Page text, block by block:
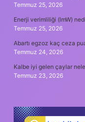
Temmuz 25, 2026
Enerji verimliliği (lmW)
Temmuz 25, 2026
Abartı egzoz kaç ceza
Temmuz 24, 2026
Kalbe iyi gelen çaylar
Temmuz 23, 2026